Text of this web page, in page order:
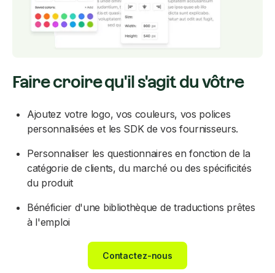
Faire croire qu'il s'agit du vôtre
Ajoutez votre logo, vos couleurs, vos polices
personnalisées et les SDK de vos fournisseurs.
Personnaliser les questionnaires en fonction de la
catégorie de clients, du marché ou des spécificités
du produit
Bénéficier d'une bibliothèque de traductions prêtes
à l'emploi
Contactez-nous